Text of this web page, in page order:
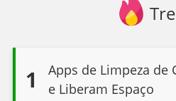
1
Apps de Limpeza de
e Liberam Espaço